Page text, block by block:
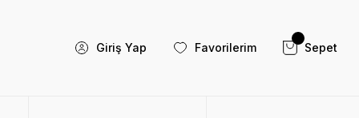
Giriş Yap Favorilerim Sepet